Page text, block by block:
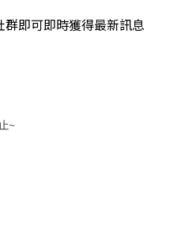
即可即時獲得最新訊息
~